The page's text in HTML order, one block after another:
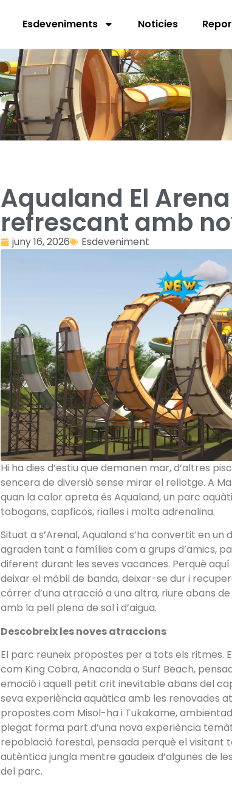
Esdeveniments Noticies
Aqualand El
refrescant amb
juny 16, 2026 Esdeveniment
Hi ha dies d’estiu que demanen mar, d’altres
sencera de diversió sense mirar el rellotge. A
quan la calor apreta és Aqualand, un parc
tobogans, capficos, rialles i molta adrenalina.
Situat a s’Arenal, Aqualand s’ha convertit en un
agraden tant a famílies com a grups d’amics,
diferent durant les seves vacances. Perquè aquí
deixar el mòbil de banda, deixar-se dur i
córrer d’una atracció a una altra, riure abans
amb la pell plena de sol i d’aigua.
Descobreix les noves atraccions
El parc reuneix propostes per a tots els ritmes.
com King Cobra, Anaconda o Surf Beach,
emoció i aquell petit crit inevitable abans del
seva experiència aquàtica amb les renovades
propostes com Misol-ha i Tukakame,
plegat forma part d’una nova experiència
repoblació forestal, pensada perquè el visitant
autèntica jungla mentre gaudeix d’algunes de
del parc.